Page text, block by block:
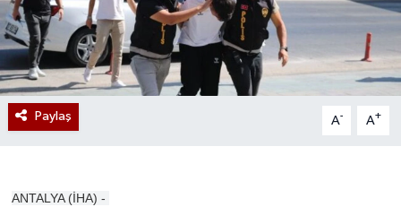
Paylaş A- A+
ANTALYA (İHA) -